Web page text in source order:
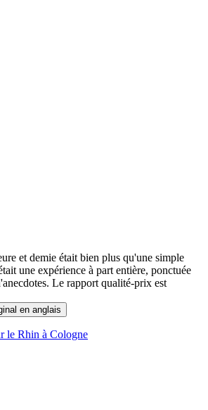
et demie était bien plus qu'une simple
une expérience à part entière, ponctuée
Le rapport qualité-prix est
en anglais
le Rhin à Cologne